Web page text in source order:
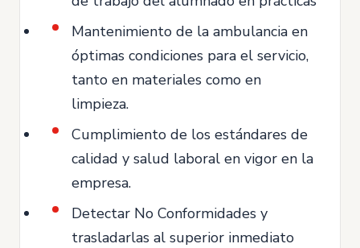
Mantenimiento de la ambulancia en
óptimas condiciones para el servicio,
tanto en materiales como en
limpieza.
Cumplimiento de los estándares de
calidad y salud laboral en vigor en la
empresa.
Detectar No Conformidades y
trasladarlas al superior inmediato